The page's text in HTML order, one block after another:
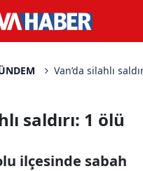
Van’da silahlı
saldırı: 1 ölü
ilçesinde sabah